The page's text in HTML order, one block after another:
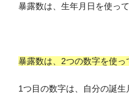
暴露数は、生年月日を使っ
暴露数は、2つの数字を使っ
1つ目の数字は、自分の誕生